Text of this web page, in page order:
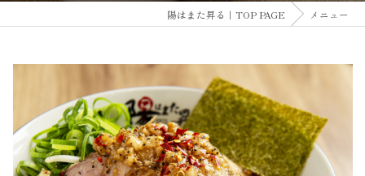
陽はまた昇る｜TOP PAGE メニュー